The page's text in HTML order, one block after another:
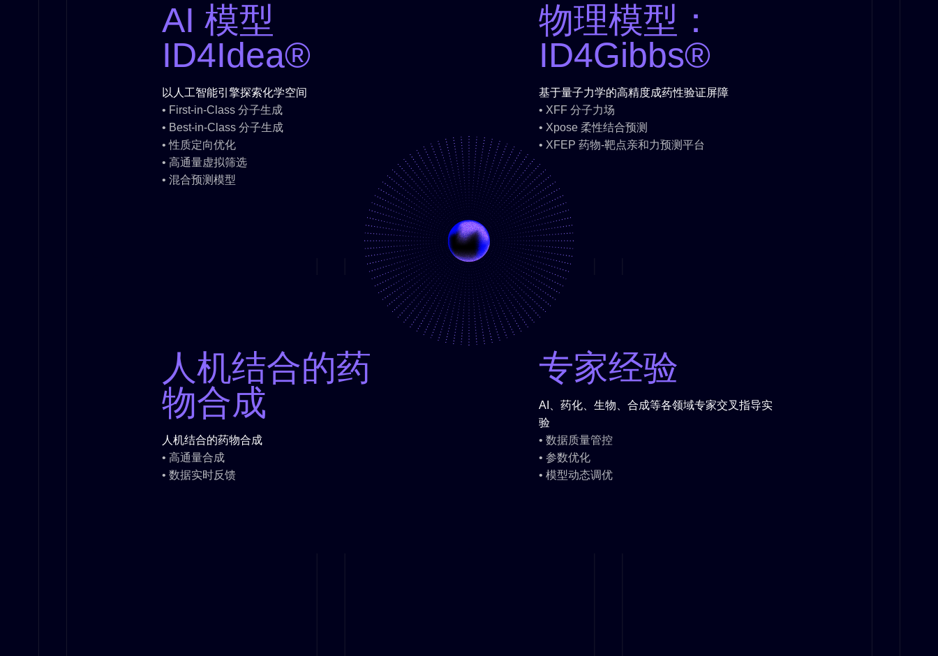
AI 模型
ID4Idea®
以人工智能引擎探索化学空间
• First-in-Class 分子生成
• Best-in-Class 分子生成
• 性质定向优化
• 高通量虚拟筛选
• 混合预测模型
物理模型：
ID4Gibbs®
基于量子力学的高精度成药性验证屏障
• XFF 分子力场
• Xpose 柔性结合预测
• XFEP 药物-靶点亲和力预测平台
人机结合的药
物合成
人机结合的药物合成
• 高通量合成
• 数据实时反馈
专家经验
AI、药化、生物、合成等各领域专家交叉指导实
验
• 数据质量管控
• 参数优化
• 模型动态调优